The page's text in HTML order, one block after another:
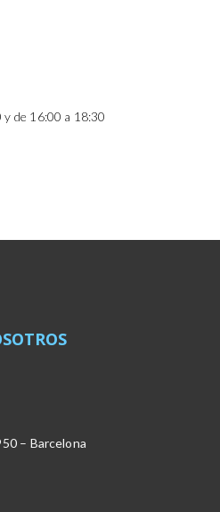
y de 16:00 a 18:30
– Barcelona